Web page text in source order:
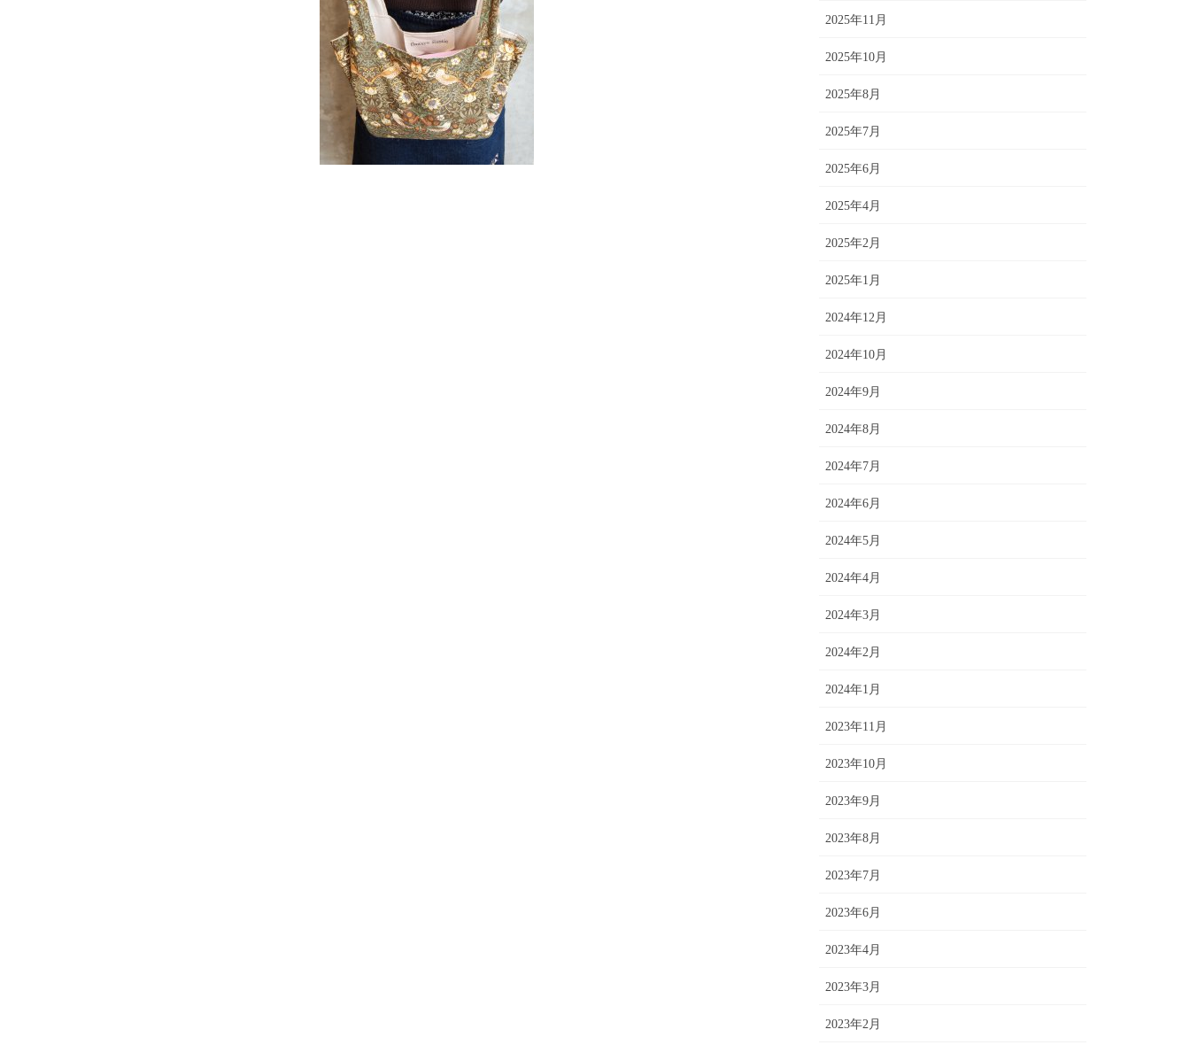
2025年11月
2025年10月
2025年8月
2025年7月
2025年6月
2025年4月
2025年2月
2025年1月
2024年12月
2024年10月
2024年9月
2024年8月
2024年7月
2024年6月
2024年5月
2024年4月
2024年3月
2024年2月
2024年1月
2023年11月
2023年10月
2023年9月
2023年8月
2023年7月
2023年6月
2023年4月
2023年3月
2023年2月